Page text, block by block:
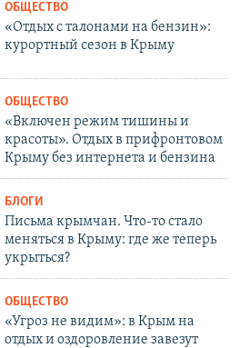
ОБЩЕСТВО
«Отдых с талонами на бензин»:
курортный сезон в Крыму
ОБЩЕСТВО
«Включен режим тишины и
красоты». Отдых в прифронтовом
Крыму без интернета и бензина
БЛОГИ
Письма крымчан. Что-то стало
меняться в Крыму: где же теперь
укрыться?
ОБЩЕСТВО
«Угроз не видим»: в Крым на
отдых и оздоровление завезут